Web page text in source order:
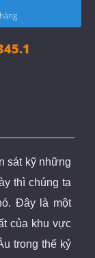
sát kỹ những
thì chúng ta
Đây là một
của khu vực
trong thế kỷ